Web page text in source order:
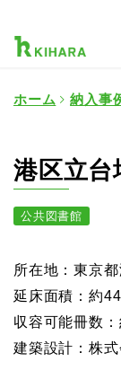
ホーム 納入事
港区立台
公共図書館
所在地：東京都
延床面積：約
収容可能冊数
建築設計：株